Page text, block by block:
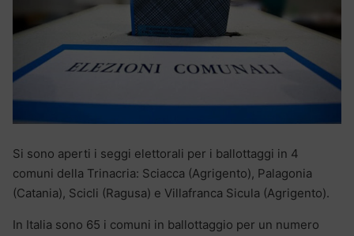
Si sono aperti i seggi elettorali per i ballottaggi in 4
comuni della Trinacria: Sciacca (Agrigento), Palagonia
(Catania), Scicli (Ragusa) e Villafranca Sicula (Agrigento).
In Italia sono 65 i comuni in ballottaggio per un numero